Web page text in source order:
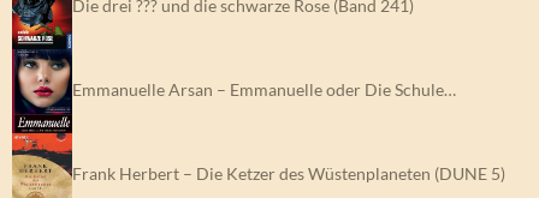
Die drei ??? und die schwarze Rose (Band 241)
Emmanuelle Arsan – Emmanuelle oder Die Schule…
Frank Herbert – Die Ketzer des Wüstenplaneten (DUNE 5)